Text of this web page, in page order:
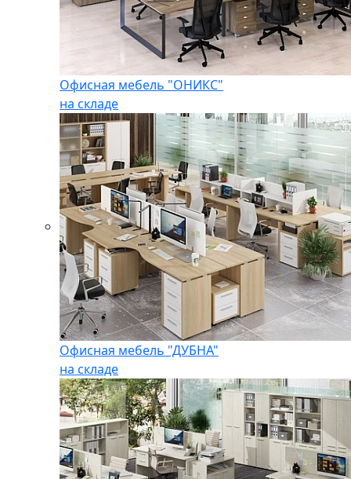
Офисная мебель "ОНИКС"
на складе
Офисная мебель "ДУБНА"
на складе